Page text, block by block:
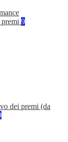
9
dei premi (da